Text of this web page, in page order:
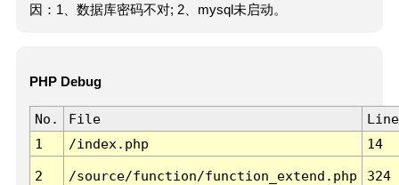
因：1、数据库密码不对; 2、mysql未启动。
PHP Debug
No. File
Line
1
/index.php 14
2 /source/function/function_extend.php 324